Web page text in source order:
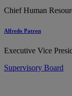
Chief Human
Alfredo Patron
Executive Vice
Supervisory Board